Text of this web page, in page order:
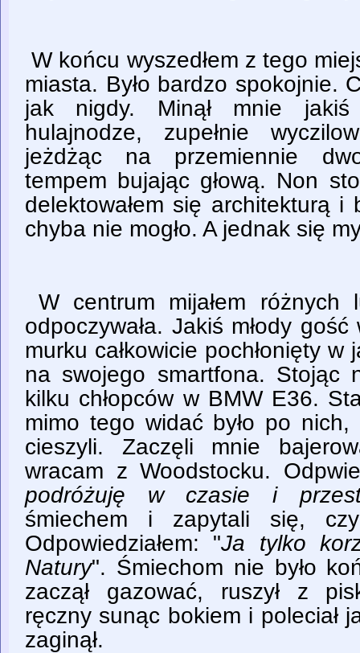
W końcu wyszedłem z tego
miasta. Było bardzo spokojnie.
jak nigdy. Minął mnie
hulajnodze, zupełnie
jeżdżąc na przemiennie
tempem bujając głową. Non
delektowałem się architekturą i
chyba nie mogło. A jednak się
W centrum mijałem różnych
odpoczywała. Jakiś młody
murku całkowicie pochłonięty
na swojego smartfona. Stojąc
kilku chłopców w BMW E36.
mimo tego widać było po
cieszyli. Zaczęli mnie
wracam z Woodstocku.
podróżuję w czasie i
śmiechem i zapytali się,
Odpowiedziałem: "Ja tylko
Natury". Śmiechom nie było
zaczął gazować, ruszył z
ręczny sunąc bokiem i poleciał
zaginął.